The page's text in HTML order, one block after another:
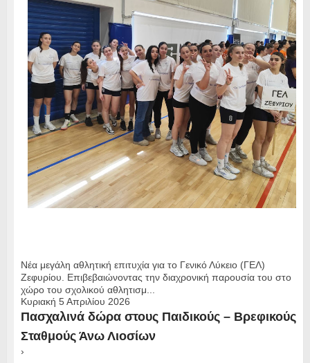
Νέα μεγάλη αθλητική επιτυχία για το Γενικό Λύκειο (ΓΕΛ)
Ζεφυρίου. Επιβεβαιώνοντας την διαχρονική παρουσία του στο
χώρο του σχολικού αθλητισμ...
Κυριακή 5 Απριλίου 2026
Πασχαλινά δώρα στους Παιδικούς – Βρεφικούς
Σταθμούς Άνω Λιοσίων
›